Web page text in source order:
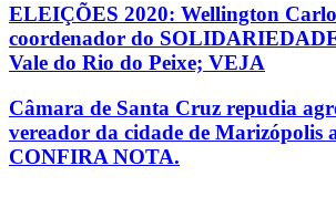
ELEIÇÕES 2020: Wellington
coordenador do
Vale do Rio do Peixe; VEJA
Câmara de Santa Cruz repudia
vereador da cidade de Marizópolis
CONFIRA NOTA.